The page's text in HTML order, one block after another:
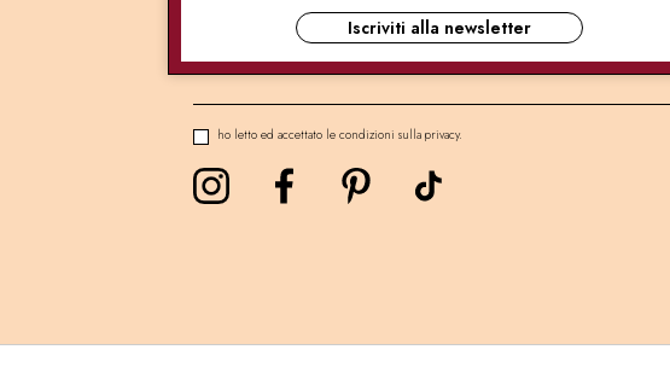
NEWSLETTER
ho letto ed accettato le condizioni sulla privacy.
Iscriviti alla newsletter